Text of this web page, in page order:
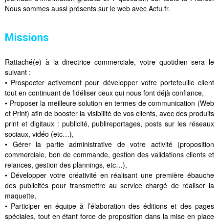
Nous sommes aussi présents sur le web avec Actu.fr.
Missions
Rattaché(e) à la directrice commerciale, votre quotidien sera le
suivant :
• Prospecter activement pour développer votre portefeuille client
tout en continuant de fidéliser ceux qui nous font déjà confiance,
• Proposer la meilleure solution en termes de communication (Web
et Print) afin de booster la visibilité de vos clients, avec des produits
print et digitaux : publicité, publireportages, posts sur les réseaux
sociaux, vidéo (etc…),
• Gérer la partie administrative de votre activité (proposition
commerciale, bon de commande, gestion des validations clients et
relances, gestion des plannings, etc…),
• Développer votre créativité en réalisant une première ébauche
des publicités pour transmettre au service chargé de réaliser la
maquette,
• Participer en équipe à l’élaboration des éditions et des pages
spéciales, tout en étant force de proposition dans la mise en place